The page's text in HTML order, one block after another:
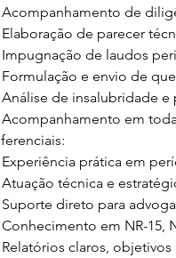
de
de parecer
de laudos
e envio de
de insalubridade e
em
prática em
técnica e
direto para
em NR-15,
claros, objetivos